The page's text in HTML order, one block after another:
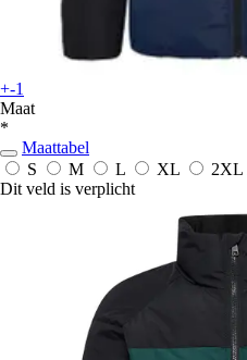
+-1
Maat
*
Maattabel
S
M L XL 2XL
Dit veld is verplicht